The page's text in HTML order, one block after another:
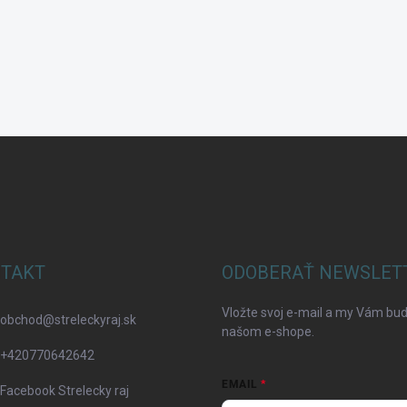
obchod@streleckyraj.sk
+420770642642
Facebook Strelecky raj
ODOBERAŤ
Vložte svoj e-mail a my Vám
našom e-shope.
EMAIL